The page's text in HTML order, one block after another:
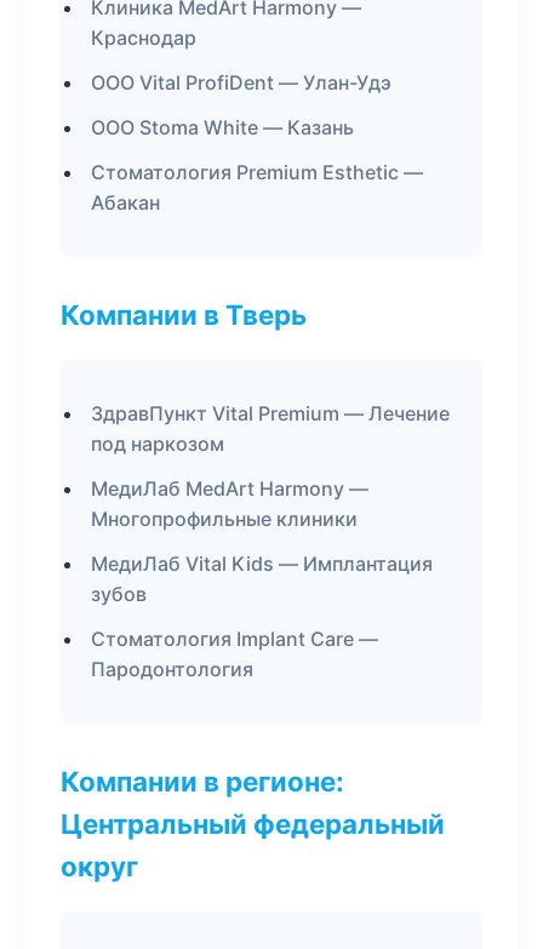
Клиника MedArt Harmony —
Краснодар
ООО Vital ProfiDent — Улан-Удэ
ООО Stoma White — Казань
Стоматология Premium Esthetic —
Абакан
Компании в Тверь
ЗдравПункт Vital Premium — Лечение
под наркозом
МедиЛаб MedArt Harmony —
Многопрофильные клиники
МедиЛаб Vital Kids — Имплантация
зубов
Стоматология Implant Care —
Пародонтология
Компании в регионе:
Центральный федеральный
округ